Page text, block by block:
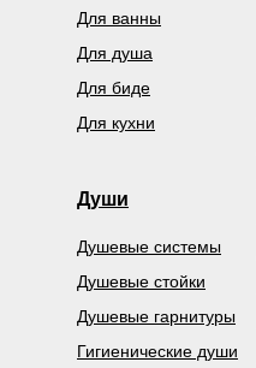
Души
Душевые гарнитуры
Душевые системы
Гигиенические души
Для биде
Для ванны
Для душа
Для кухни
Душевые стойки